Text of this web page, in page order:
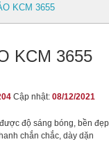
KCM 3655
KCM 3655
Cập nhật: 08/12/2021
độ sáng bóng, bền
chắn chắc, dày dặn